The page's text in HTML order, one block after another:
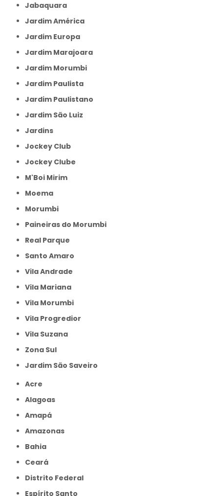
Jabaquara
Jardim América
Jardim Europa
Jardim Marajoara
Jardim Morumbi
Jardim Paulista
Jardim Paulistano
Jardim São Luiz
Jardins
Jockey Club
Jockey Clube
M'Boi Mirim
Moema
Morumbi
Paineiras do Morumbi
Real Parque
Santo Amaro
Vila Andrade
Vila Mariana
Vila Morumbi
Vila Progredior
Vila Suzana
Zona Sul
jardim São Saveiro
Acre
Alagoas
Amapá
Amazonas
Bahia
Ceará
Distrito Federal
Espírito Santo